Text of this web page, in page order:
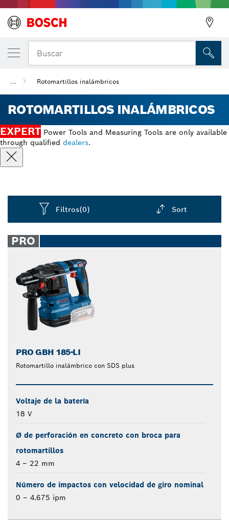
Buscar
... Rotomartillos inalámbricos
ROTOMARTILLOS INALÁMBRICOS
EXPERT Power Tools and Measuring Tools are only available
through qualified dealers.
Filtros(0) Sort
closed
PRO
PRO GBH 185-LI
Rotomartillo inalámbrico con SDS plus
Voltaje de la batería
18 V
Ø de perforación en concreto con broca para
rotomartillos
4 – 22 mm
Número de impactos con velocidad de giro nominal
0 – 4.675 ipm